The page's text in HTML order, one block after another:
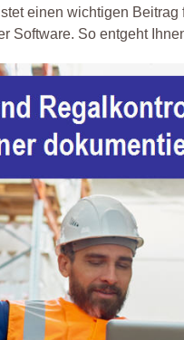
einen wichtigen
Software. So entgeht